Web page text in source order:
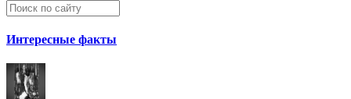
Интересные факты